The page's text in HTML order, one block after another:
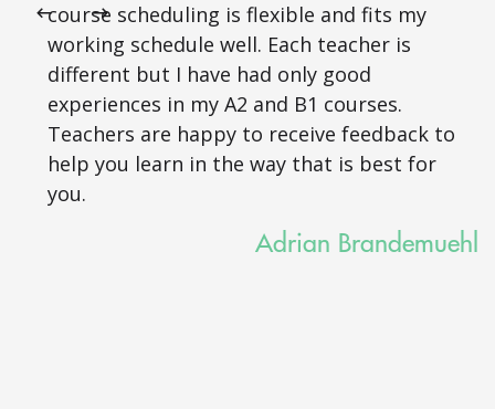
course scheduling is flexible and fits my
working schedule well. Each teacher is
different but I have had only good
experiences in my A2 and B1 courses.
Teachers are happy to receive feedback to
help you learn in the way that is best for
you.
Adrian Brandemuehl